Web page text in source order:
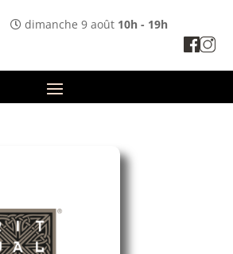
dimanche 9 août 10h - 19h